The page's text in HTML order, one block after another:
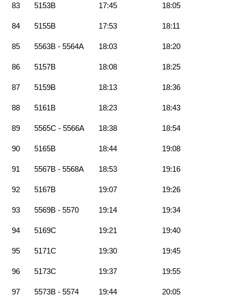
83 5153B 17:45 18:05
84 5155B 17:53 18:11
85 5563B - 5564A 18:03 18:20
86 5157B 18:08 18:25
87 5159B 18:13 18:36
88 5161B 18:23 18:43
89 5565C - 5566A 18:38 18:54
90 5165B 18:44 19:08
91 5567B - 5568A 18:53 19:16
92 5167B 19:07 19:26
93 5569B - 5570 19:14 19:34
94 5169C 19:21 19:40
95 5171C 19:30 19:45
96 5173C 19:37 19:55
97 5573B - 5574 19:44 20:05